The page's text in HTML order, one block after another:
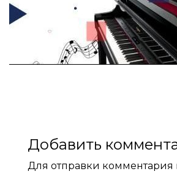
Добавить
Для отправки комментария